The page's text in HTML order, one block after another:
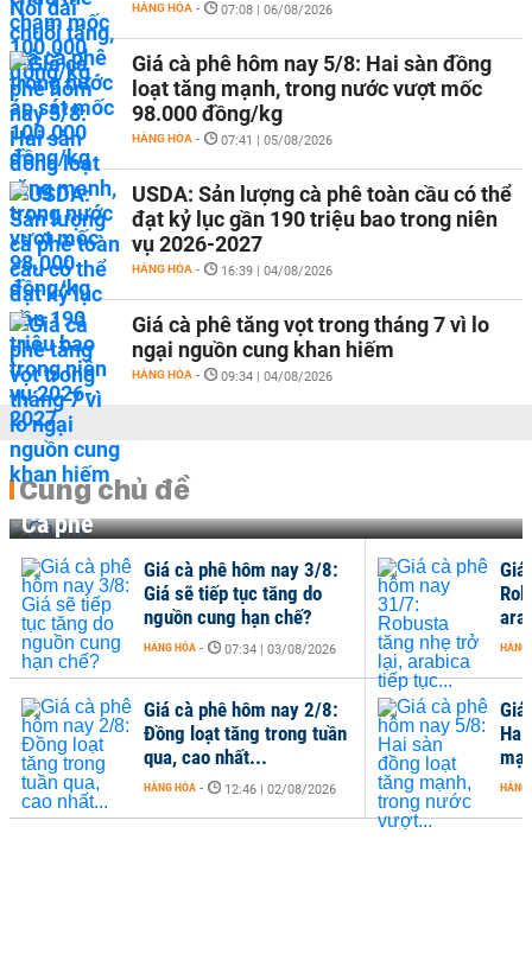
HÀNG HÓA - 07:08 | 06/08/2026
Giá cà phê hôm nay 5/8: Hai sàn đồng
loạt tăng mạnh, trong nước vượt mốc
98.000 đồng/kg
HÀNG HÓA - 07:41 | 05/08/2026
USDA: Sản lượng cà phê toàn cầu có thể
đạt kỷ lục gần 190 triệu bao trong niên
vụ 2026-2027
HÀNG HÓA - 16:39 | 04/08/2026
Giá cà phê tăng vọt trong tháng 7 vì lo
ngại nguồn cung khan hiếm
HÀNG HÓA - 09:34 | 04/08/2026
Cùng chủ đề
Cà phê
HÀNG
Giá cà phê hôm nay 3/8:
Giá sẽ tiếp tục tăng do
nguồn cung hạn chế?
HÀNG HÓA - 07:34 | 03/08/2026
Giá cà phê hôm nay 2/8:
Đồng loạt tăng trong tuần
qua, cao nhất...
HÀNG HÓA - 12:46 | 02/08/2026
HÀNG